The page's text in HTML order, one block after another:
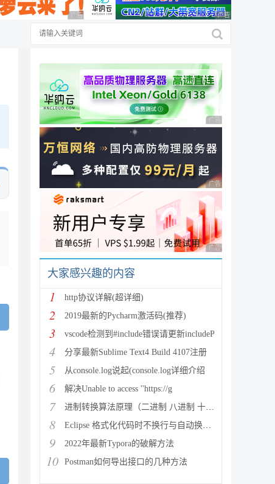
广告 商业广告，理性选择 广告 商业广告，理
广告 商业广告，理性
广告 商业广告，理性
广告 商业广告，理性
大家感兴趣的内容
1 http协议详解(超详细)
2 2019最新的Pycharm激活码(推荐)
3 vscode检测到#include错误请更新includeP
4 分享最新Sublime Text4 Build 4107注册
5 从console.log说起(console.log详细介绍
6 解决Unable to access ''https://g
7 进制转换算法原理（二进制 八进制 十进制 十六进制）
8 Eclipse 格式化代码时不换行与自动换行的实现方法
9 2022年最新Typora的破解方法
10 Postman如何导出接口的几种方法